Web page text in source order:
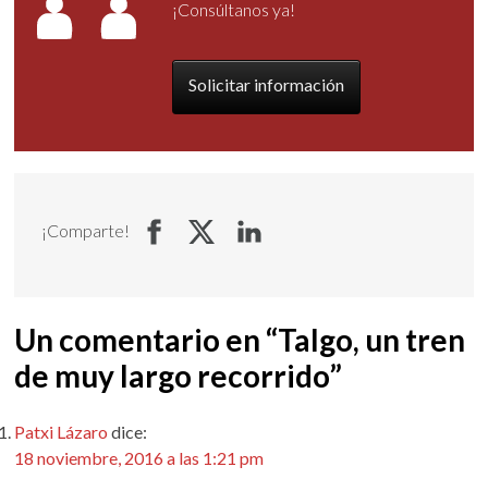
¡Consúltanos ya!
Solicitar información
¡Comparte!
Un comentario en “Talgo, un tren
de muy largo recorrido”
Patxi Lázaro dice:
18 noviembre, 2016 a las 1:21 pm